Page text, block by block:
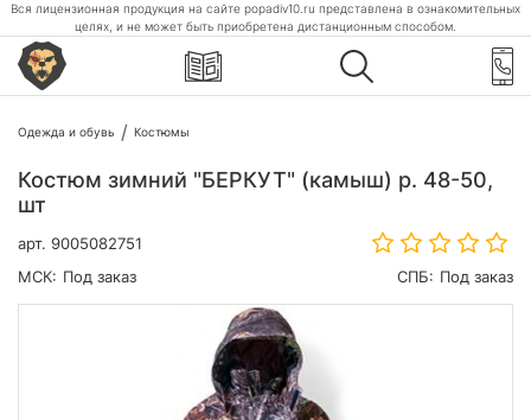
Вся лицензионная продукция на сайте popadiv10.ru представлена в ознакомительных
целях, и не может быть приобретена дистанционным способом.
Одежда и обувь Костюмы
Костюм зимний "БЕРКУТ" (камыш) р. 48-50,
шт
арт. 9005082751
МСК: Под заказ СПБ: Под заказ